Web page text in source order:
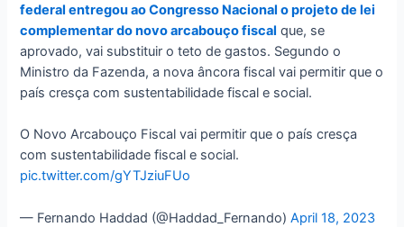
federal entregou ao Congresso Nacional o projeto de lei
complementar do novo arcabouço fiscal que, se
aprovado, vai substituir o teto de gastos. Segundo o
Ministro da Fazenda, a nova âncora fiscal vai permitir que o
país cresça com sustentabilidade fiscal e social.
O Novo Arcabouço Fiscal vai permitir que o país cresça
com sustentabilidade fiscal e social.
pic.twitter.com/gYTJziuFUo
— Fernando Haddad (@Haddad_Fernando)April 18, 2023